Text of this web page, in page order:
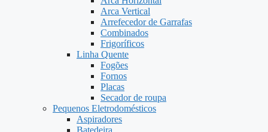
Arca Vertical
Arrefecedor de Garrafas
Combinados
Frigoríficos
Linha Quente
Fogões
Fornos
Placas
Secador de roupa
Pequenos Eletrodomésticos
Aspiradores
Batedeira